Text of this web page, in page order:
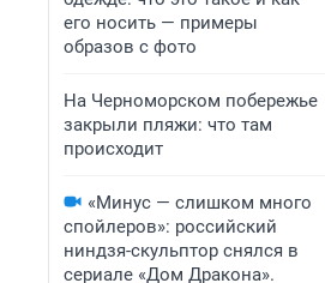
его носить — примеры
образов с фото
На Черноморском побережье
закрыли пляжи: что там
происходит
«Минус — слишком много
спойлеров»: российский
ниндзя-скульптор снялся в
сериале «Дом Дракона».